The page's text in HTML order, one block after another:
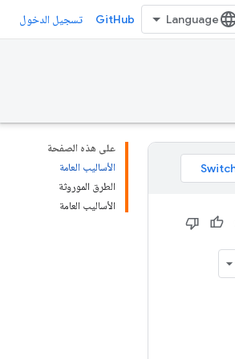
GitHub تسجيل الدخول
على هذه الصفحة
الأساليب العامة
الطرق الموروثة
الأساليب العامة